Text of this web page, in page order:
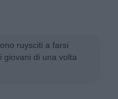
ruysciti a farsi
giovani di una volta